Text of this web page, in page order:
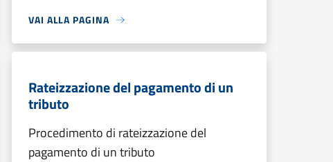
VAI ALLA PAGINA
Rateizzazione del pagamento di un
tributo
Procedimento di rateizzazione del
pagamento di un tributo